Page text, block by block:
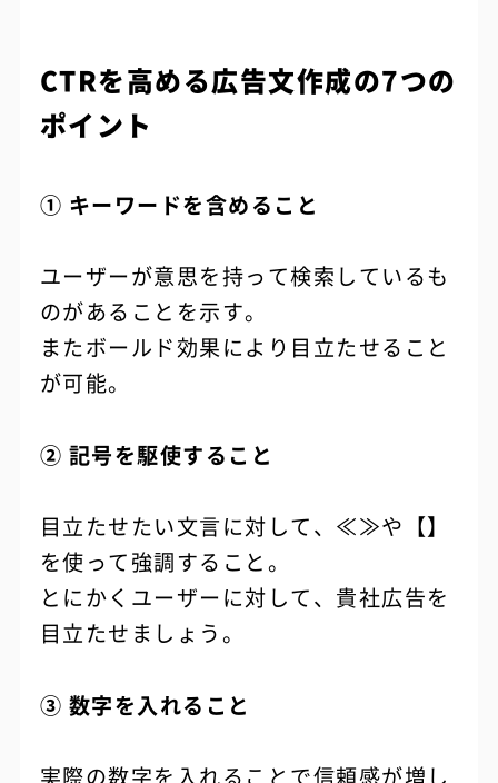
CTRを高める広告文作成の7つの
ポイント
① キーワードを含めること
ユーザーが意思を持って検索しているも
のがあることを示す。
またボールド効果により目立たせること
が可能。
② 記号を駆使すること
目立たせたい文言に対して、≪≫や【】
を使って強調すること。
とにかくユーザーに対して、貴社広告を
目立たせましょう。
③ 数字を入れること
実際の数字を入れることで信頼感が増し